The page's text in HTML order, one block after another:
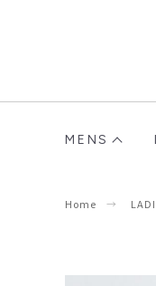
MENS
Home